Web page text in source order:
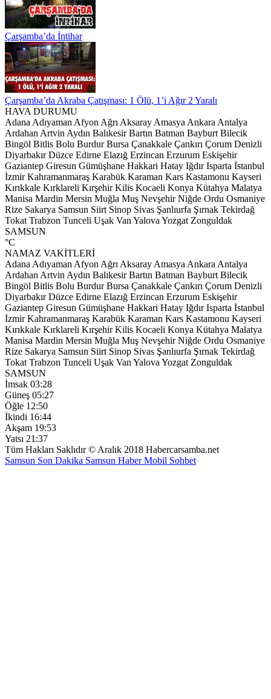
Çarşamba’da İntihar
Çarşamba’da Akraba Çatışması: 1 Ölü, 1’i Ağır 2 Yaralı
HAVA DURUMU
Adana Adıyaman Afyon Ağrı Aksaray Amasya Ankara Antalya
Ardahan Artvin Aydın Balıkesir Bartın Batman Bayburt Bilecik
Bingöl Bitlis Bolu Burdur Bursa Çanakkale Çankırı Çorum Denizli
Diyarbakır Düzce Edirne Elazığ Erzincan Erzurum Eskişehir
Gaziantep Giresun Gümüşhane Hakkari Hatay Iğdır Isparta İstanbul
İzmir Kahramanmaraş Karabük Karaman Kars Kastamonu Kayseri
Kırıkkale Kırklareli Kırşehir Kilis Kocaeli Konya Kütahya Malatya
Manisa Mardin Mersin Muğla Muş Nevşehir Niğde Ordu Osmaniye
Rize Sakarya Samsun Siirt Sinop Sivas Şanlıurfa Şırnak Tekirdağ
Tokat Trabzon Tunceli Uşak Van Yalova Yozgat Zonguldak
SAMSUN
°C
NAMAZ VAKİTLERİ
Adana Adıyaman Afyon Ağrı Aksaray Amasya Ankara Antalya
Ardahan Artvin Aydın Balıkesir Bartın Batman Bayburt Bilecik
Bingöl Bitlis Bolu Burdur Bursa Çanakkale Çankırı Çorum Denizli
Diyarbakır Düzce Edirne Elazığ Erzincan Erzurum Eskişehir
Gaziantep Giresun Gümüşhane Hakkari Hatay Iğdır Isparta İstanbul
İzmir Kahramanmaraş Karabük Karaman Kars Kastamonu Kayseri
Kırıkkale Kırklareli Kırşehir Kilis Kocaeli Konya Kütahya Malatya
Manisa Mardin Mersin Muğla Muş Nevşehir Niğde Ordu Osmaniye
Rize Sakarya Samsun Siirt Sinop Sivas Şanlıurfa Şırnak Tekirdağ
Tokat Trabzon Tunceli Uşak Van Yalova Yozgat Zonguldak
SAMSUN
İmsak 03:28
Güneş 05:27
Öğle 12:50
İkindi 16:44
Akşam 19:53
Yatsı 21:37
Tüm Hakları Saklıdır © Aralık 2018 Habercarsamba.net
Samsun Son Dakika Samsun HaberMobil Sohbet